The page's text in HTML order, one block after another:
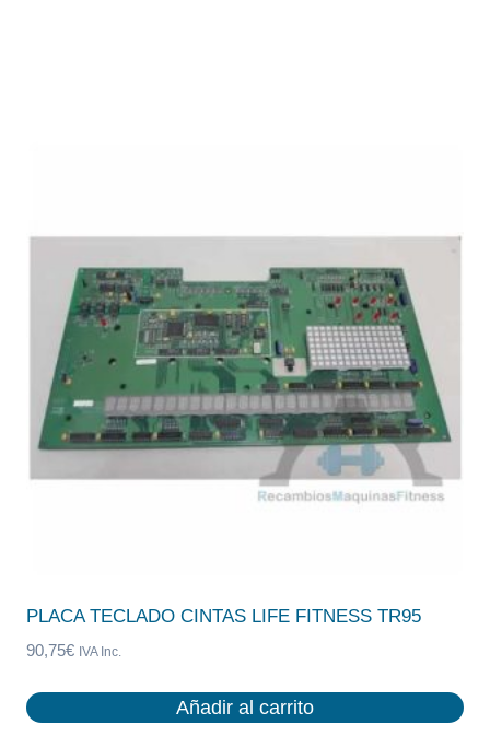
PLACA TECLADO CINTAS LIFE FITNESS TR95
90,75€ IVA Inc.
Añadir al carrito